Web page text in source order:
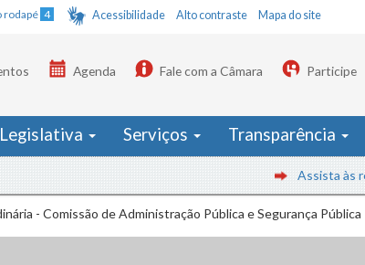
rodapé 4 Acessibilidade Alto contraste Mapa do site
Agenda Fale com a Câmara Participe
Serviços Transparência
Assista às
- Comissão de Administração Pública e Segurança Pública